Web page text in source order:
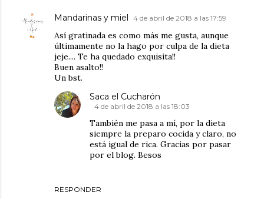
Mandarinas y miel 4 de abril de 2018 a las 17:59
Así gratinada es como más me gusta, aunque
últimamente no la hago por culpa de la dieta
jeje.... Te ha quedado exquisita!!
Buen asalto!!
Un bst.
RESPONDER
Saca el Cucharón
4 de abril de 2018 a las 18:03
También me pasa a mí, por la dieta
siempre la preparo cocida y claro, no
está igual de rica. Gracias por pasar
por el blog. Besos